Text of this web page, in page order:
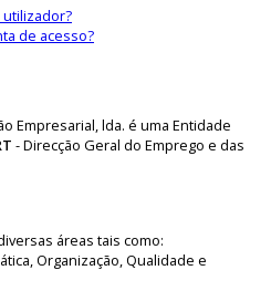
de acesso?
Empresarial, lda. é uma Entidade
- Direcção Geral do Emprego e das
áreas tais como:
Organização, Qualidade e